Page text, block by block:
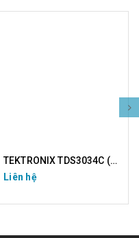
TEKTRONIX TDS3034C (USED)
Liên hệ